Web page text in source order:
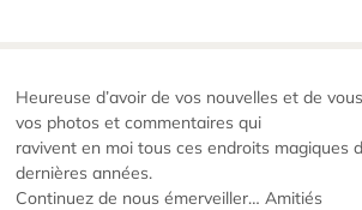
Heureuse d’avoir de vos nouvelles et de
vos photos et commentaires qui
ravivent en moi tous ces endroits magiques
dernières années.
Continuez de nous émerveiller… Amitiés